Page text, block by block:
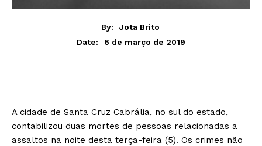
By:
Jota Brito
Date:
6 de março de 2019
A cidade de Santa Cruz Cabrália, no sul do estado,
contabilizou duas mortes de pessoas relacionadas a
assaltos na noite desta terça-feira (5). Os crimes não